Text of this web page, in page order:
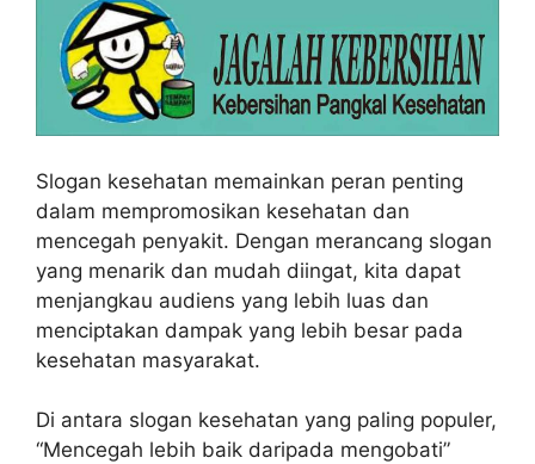
Slogan kesehatan memainkan peran penting
dalam mempromosikan kesehatan dan
mencegah penyakit. Dengan merancang slogan
yang menarik dan mudah diingat, kita dapat
menjangkau audiens yang lebih luas dan
menciptakan dampak yang lebih besar pada
kesehatan masyarakat.
Di antara slogan kesehatan yang paling populer,
“Mencegah lebih baik daripada mengobati”